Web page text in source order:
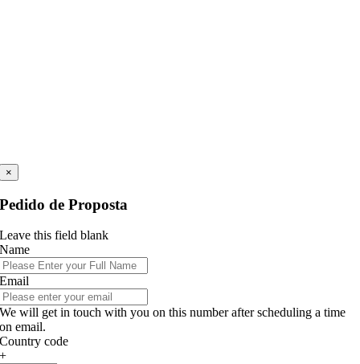
×
Pedido de Proposta
Leave this field blank
Name
Email
We will get in touch with you on this number after scheduling a time
on email.
Country code
+